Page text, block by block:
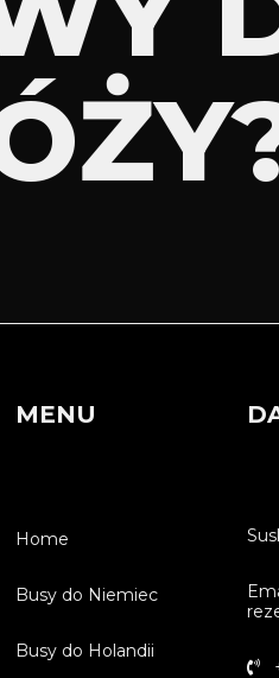
MENU
Home
Busy do Niemiec
Busy do Holandii